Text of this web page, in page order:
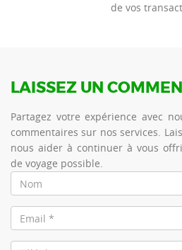
de vos
LAISSEZ UN
Partagez votre expérience avec
commentaires sur nos services.
nous aider à continuer à vous
de voyage possible.